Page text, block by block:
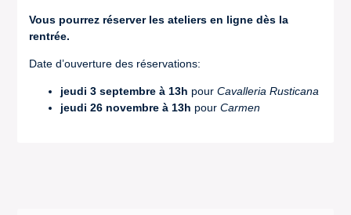
Vous pourrez réserver les ateliers en ligne dès la
rentrée.
Date d’ouverture des réservations:
jeudi 3 septembre à 13h pour Cavalleria Rusticana
jeudi 26 novembre à 13h pour Carmen